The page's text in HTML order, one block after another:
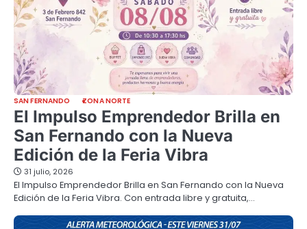
SAN FERNANDO ZONA NORTE
El Impulso Emprendedor Brilla en
San Fernando con la Nueva
Edición de la Feria Vibra
31 julio, 2026
El Impulso Emprendedor Brilla en San Fernando con la Nueva
Edición de la Feria Vibra. Con entrada libre y gratuita,…